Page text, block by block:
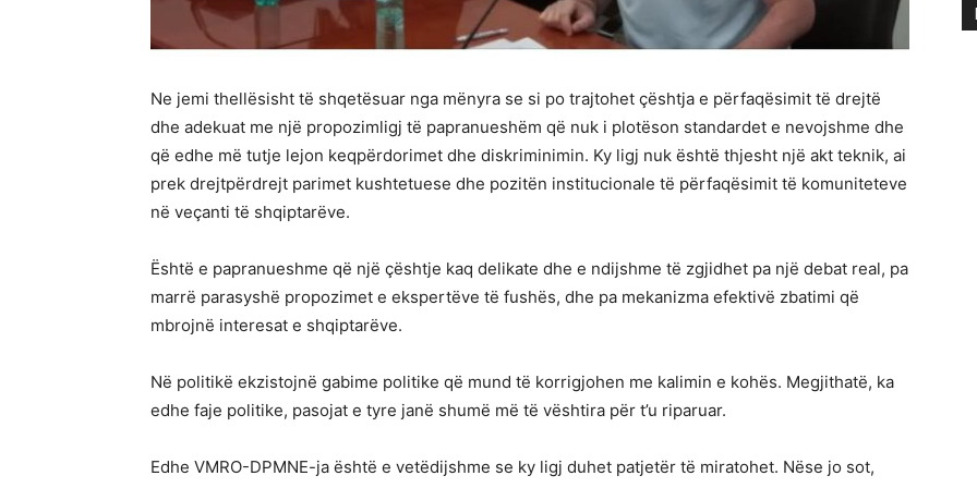
Ne jemi thellësisht të shqetësuar nga mënyra se si po trajtohet çështja e përfaqësimit të drejtë
dhe adekuat me një propozimligj të papranueshëm që nuk i plotëson standardet e nevojshme dhe
që edhe më tutje lejon keqpërdorimet dhe diskriminimin. Ky ligj nuk është thjesht një akt teknik, ai
prek drejtpërdrejt parimet kushtetuese dhe pozitën institucionale të përfaqësimit të komuniteteve
në veçanti të shqiptarëve.
Është e papranueshme që një çështje kaq delikate dhe e ndijshme të zgjidhet pa një debat real, pa
marrë parasyshë propozimet e ekspertëve të fushës, dhe pa mekanizma efektivë zbatimi që
mbrojnë interesat e shqiptarëve.
Në politikë ekzistojnë gabime politike që mund të korrigjohen me kalimin e kohës. Megjithatë, ka
edhe faje politike, pasojat e tyre janë shumë më të vështira për t’u riparuar.
Edhe VMRO-DPMNE-ja është e vetëdijshme se ky ligj duhet patjetër të miratohet. Nëse jo sot,